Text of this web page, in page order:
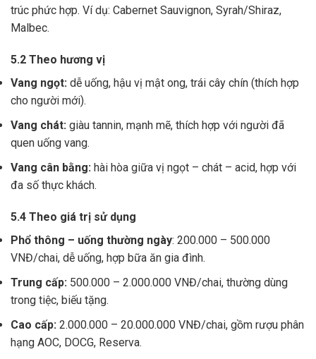
trúc phức hợp. Ví dụ: Cabernet Sauvignon, Syrah/Shiraz,
Malbec.
5.2 Theo hương vị
Vang ngọt: dễ uống, hậu vị mật ong, trái cây chín (thích hợp
cho người mới).
Vang chát: giàu tannin, mạnh mẽ, thích hợp với người đã
quen uống vang.
Vang cân bằng: hài hòa giữa vị ngọt – chát – acid, hợp với
đa số thực khách.
5.4 Theo giá trị sử dụng
Phổ thông – uống thường ngày: 200.000 – 500.000
VNĐ/chai, dễ uống, hợp bữa ăn gia đình.
Trung cấp: 500.000 – 2.000.000 VNĐ/chai, thường dùng
trong tiệc, biếu tặng.
Cao cấp: 2.000.000 – 20.000.000 VNĐ/chai, gồm rượu phân
hạng AOC, DOCG, Reserva.